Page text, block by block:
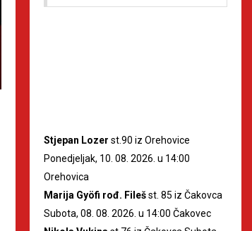
Stjepan Lozer st.90 iz Orehovice
Ponedjeljak, 10. 08. 2026. u 14:00
Orehovica
Marija Gyöfi rođ. Filešst. 85 iz Čakovca
Subota, 08. 08. 2026. u 14:00 Čakovec